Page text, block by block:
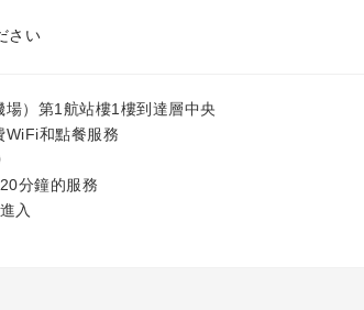
さい
）第1航站樓1樓到達層中央
WiFi和點餐服務
分鐘的服務
入